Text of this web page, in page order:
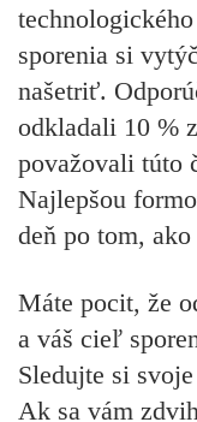
sporenia si
našetriť.
odkladali 10 %
považovali túto
Najlepšou
deň po tom,
Máte pocit, že
a váš cieľ
Sledujte si
Ak sa vám